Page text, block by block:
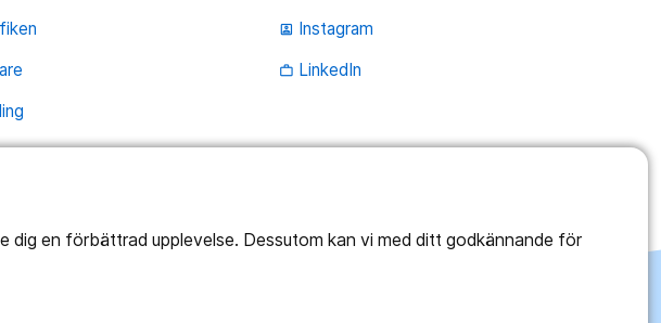
en förbättrad upplevelse. Dessutom kan vi med ditt godkännande för
portrait Instagram
work_outline LinkedIn